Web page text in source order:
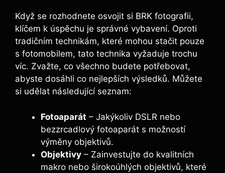
Když⁢ se ⁣rozhodnete osvojit si BRK fotografii,⁢
klíčem k úspěchu ⁤je správné⁣ vybavení. ‍Oproti
tradičním⁤ technikám, které‍ mohou stačit ‍pouze
s fotomobilem, tato technika vyžaduje trochu
víc. Zvažte,‌ co všechno budete potřebovat,
abyste dosáhli co nejlepších‍ výsledků.‌ Můžete
si udělat ⁣následující seznam:
Fotoaparát – Jakýkoliv​ DSLR nebo
bezzrcadlový fotoaparát s ⁤možností
výměny objektivů.
Objektivy – Zainvestujte ⁤do kvalitních
makro ​nebo širokoúhlých ⁤objektivů,‌ které